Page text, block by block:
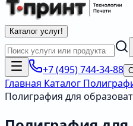
Каталог услуг!
+7 (495) 744-34-88
Главная Каталог
Полиграфия для